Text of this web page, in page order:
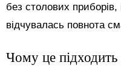
без столових
відчувалась повнота
Чому це